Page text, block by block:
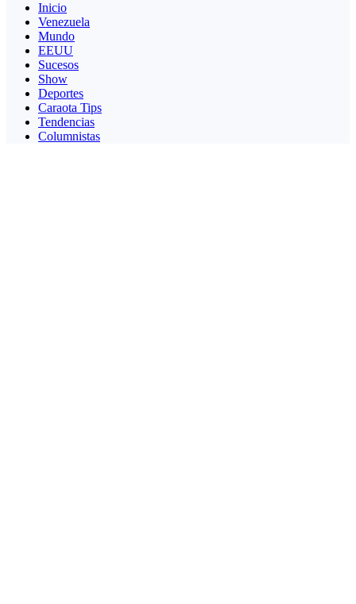
Inicio
Venezuela
Mundo
EEUU
Sucesos
Show
Deportes
Caraota Tips
Tendencias
Columnistas